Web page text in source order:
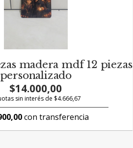
madera mdf 12 piezas
personalizado
$14.000,00
sin interés de $4.666,67
con transferencia